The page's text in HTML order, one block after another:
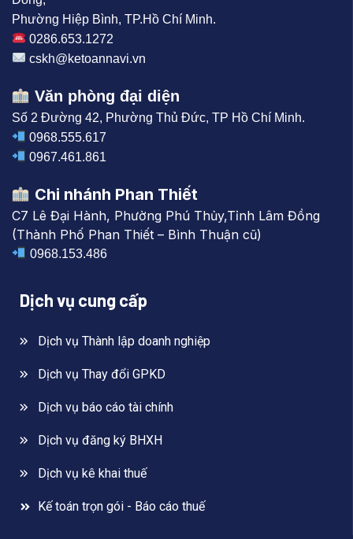
Phường Hiệp Bình, TP.Hồ Chí Minh.
0286.653.1272
cskh@ketoannavi.vn
Văn phòng đại diện
Số 2 Đường 42, Phường Thủ Đức, TP Hồ Chí Minh.
0968.555.617
0967.461.861
Chi nhánh Phan Thiết
C7 Lê Đại Hành, Phường Phú Thủy,Tỉnh Lâm Đồng
(Thành Phố Phan Thiết – Bình Thuận cũ)
0968.153.486
Dịch vụ cung cấp
Dịch vụ Thành lập doanh nghiệp
Dịch vụ Thay đổi GPKD
Dịch vụ báo cáo tài chính
Dịch vụ đăng ký BHXH
Dịch vụ kê khai thuế
Kế toán trọn gói - Báo cáo thuế